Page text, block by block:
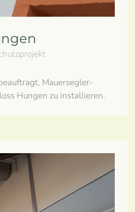
Mauersegler-
Hungen zu installieren.